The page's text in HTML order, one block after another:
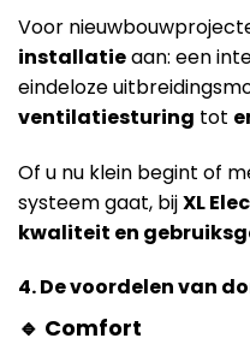
Voor
installatieaan: een
eindeloze
ventilatiesturing tot
Of u nu klein begint of
systeem gaat, bijXL
kwaliteit en
4. De voordelen van
🔹 Comfort